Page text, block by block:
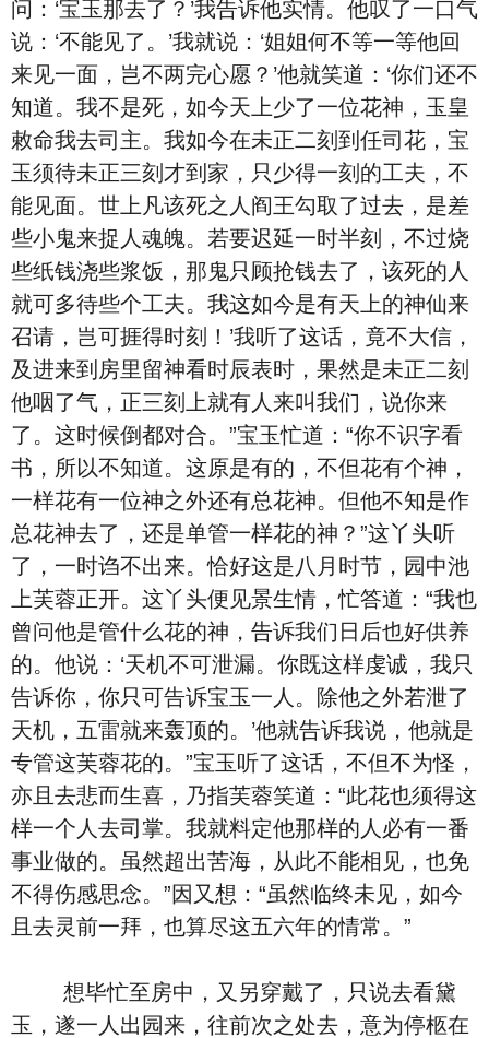
问：‘宝玉那去了？’我告诉他实情。他叹了一口气
说：‘不能见了。’我就说：‘姐姐何不等一等他回
来见一面，岂不两完心愿？’他就笑道：‘你们还不
知道。我不是死，如今天上少了一位花神，玉皇
敕命我去司主。我如今在未正二刻到任司花，宝
玉须待未正三刻才到家，只少得一刻的工夫，不
能见面。世上凡该死之人阎王勾取了过去，是差
些小鬼来捉人魂魄。若要迟延一时半刻，不过烧
些纸钱浇些浆饭，那鬼只顾抢钱去了，该死的人
就可多待些个工夫。我这如今是有天上的神仙来
召请，岂可捱得时刻！’我听了这话，竟不大信，
及进来到房里留神看时辰表时，果然是未正二刻
他咽了气，正三刻上就有人来叫我们，说你来
了。这时候倒都对合。”宝玉忙道：“你不识字看
书，所以不知道。这原是有的，不但花有个神，
一样花有一位神之外还有总花神。但他不知是作
总花神去了，还是单管一样花的神？”这丫头听
了，一时诌不出来。恰好这是八月时节，园中池
上芙蓉正开。这丫头便见景生情，忙答道：“我也
曾问他是管什么花的神，告诉我们日后也好供养
的。他说：‘天机不可泄漏。你既这样虔诚，我只
告诉你，你只可告诉宝玉一人。除他之外若泄了
天机，五雷就来轰顶的。’他就告诉我说，他就是
专管这芙蓉花的。”宝玉听了这话，不但不为怪，
亦且去悲而生喜，乃指芙蓉笑道：“此花也须得这
样一个人去司掌。我就料定他那样的人必有一番
事业做的。虽然超出苦海，从此不能相见，也免
不得伤感思念。”因又想：“虽然临终未见，如今
且去灵前一拜，也算尽这五六年的情常。”
想毕忙至房中，又另穿戴了，只说去看黛
玉，遂一人出园来，往前次之处去，意为停柩在